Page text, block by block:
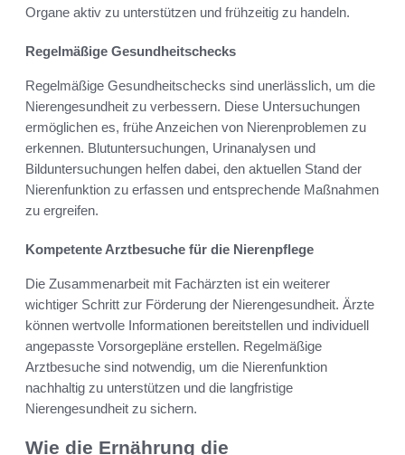
Organe aktiv zu unterstützen und frühzeitig zu handeln.
Regelmäßige Gesundheitschecks
Regelmäßige Gesundheitschecks sind unerlässlich, um die
Nierengesundheit zu verbessern. Diese Untersuchungen
ermöglichen es, frühe Anzeichen von Nierenproblemen zu
erkennen. Blutuntersuchungen, Urinanalysen und
Bilduntersuchungen helfen dabei, den aktuellen Stand der
Nierenfunktion zu erfassen und entsprechende Maßnahmen
zu ergreifen.
Kompetente Arztbesuche für die Nierenpflege
Die Zusammenarbeit mit Fachärzten ist ein weiterer
wichtiger Schritt zur Förderung der Nierengesundheit. Ärzte
können wertvolle Informationen bereitstellen und individuell
angepasste Vorsorgepläne erstellen. Regelmäßige
Arztbesuche sind notwendig, um die Nierenfunktion
nachhaltig zu unterstützen und die langfristige
Nierengesundheit zu sichern.
Wie die Ernährung die